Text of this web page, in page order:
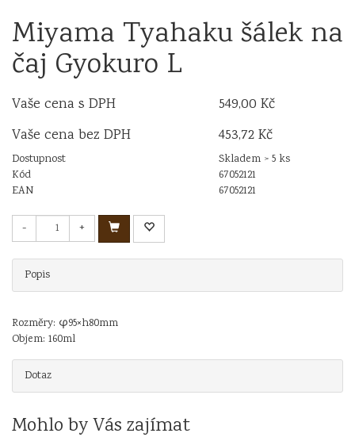
Miyama Tyahaku šálek na
čaj Gyokuro L
Vaše cena s DPH
549,00 Kč
Vaše cena bez DPH
453,72 Kč
Dostupnost
Skladem > 5 ks
Kód
67052121
EAN
67052121
- +
Popis
Rozměry: φ95×h80mm
Objem: 160ml
Dotaz
Mohlo by Vás zajímat